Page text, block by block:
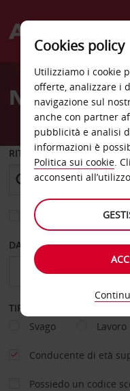
Welcome
AvisNoleggio
RITIRO DA
Scegli una località di
DAL GIORNO
TIPOLOGIA DI NOLEGGIO
Svago
Lavoro
Conducente di età
Possiedo un codice
Cookies policy
Utilizziamo i cookie
offerte, analizzare i
navigazione sul
anche con partner
pubblicità e analisi
informazioni è
Politica sui cookie.
acconsenti